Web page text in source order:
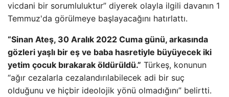
vicdani bir sorumluluktur” diyerek olayla ilgili davanın 1
Temmuz'da görülmeye başlayacağını hatırlattı.
“Sinan Ateş, 30 Aralık 2022 Cuma günü, arkasında
gözleri yaşlı bir eş ve baba hasretiyle büyüyecek iki
yetim çocuk bırakarak öldürüldü.” Türkeş, konunun
“ağır cezalarla cezalandırılabilecek adi bir suç
olduğunu ve hiçbir ideolojik yönü olmadığını” belirtti.